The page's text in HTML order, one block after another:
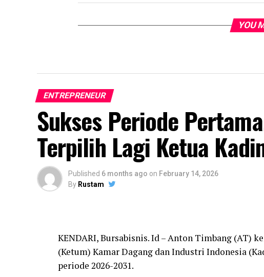
YOU
ENTREPRENEUR
Sukses Periode
Terpilih Lagi Ketua
Published 6 months ago on February 14, 2026
By Rustam
KENDARI, Bursabisnis. Id – Anton Timbang (AT)
(Ketum) Kamar Dagang dan Industri Indonesia
periode 2026-2031.